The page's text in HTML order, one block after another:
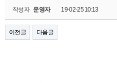
작성자 운영자 19-02-25 10:13
이전글 다음글